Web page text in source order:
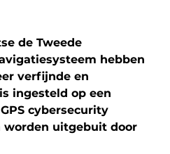
de Tweede
hebben
verfijnde en
ingesteld op een
cybersecurity
uitgebuit door